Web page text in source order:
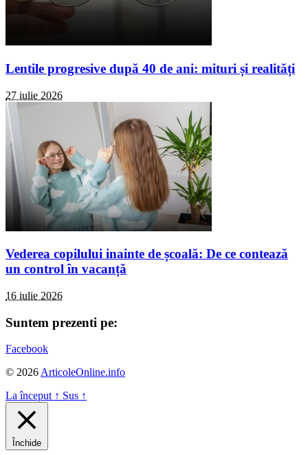
Lentile progresive după 40 de ani: mituri și realități
27 iulie 2026
Vederea copilului inainte de școală: De ce contează
un control în vacanță
16 iulie 2026
Suntem prezenti pe:
Facebook
© 2026 ArticoleOnline.info
La început ↑ Sus ↑
Închide